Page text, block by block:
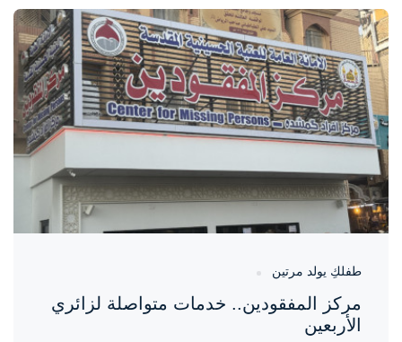
واحة المرأة
منذ 5 أيام
طفلكِ يولد مرتين
مركز المفقودين.. خدمات متواصلة لزائري
الأربعين